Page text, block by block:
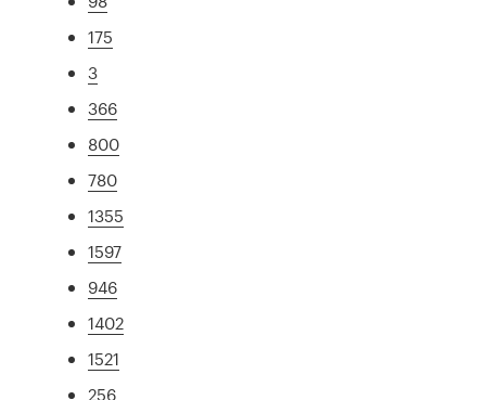
175
3
366
800
780
1355
1597
946
1402
1521
256